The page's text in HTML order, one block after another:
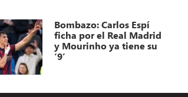
Bombazo: Carlos Espí
ficha por el Real Madrid
y Mourinho ya tiene su
‘9’